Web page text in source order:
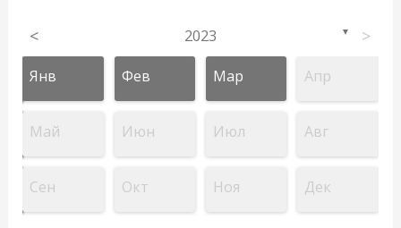
< 2023 ▼ >
Янв Фев Мар Апр
Май Июн Июл Авг
Сен Окт Ноя Дек